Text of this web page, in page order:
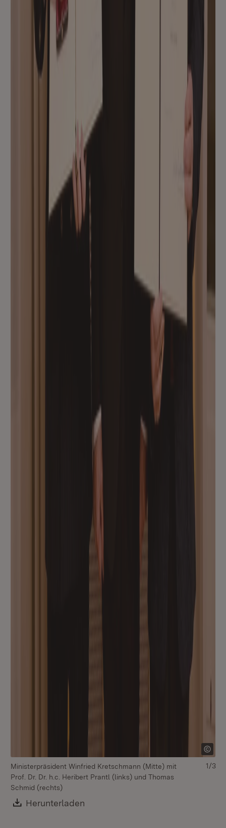
Ministerpräsident Winfried Kretschmann (Mitte) mit
Prof. Dr. Dr. h.c. Heribert Prantl (links) und Thomas
Schmid (rechts)
Download:
Herunterladen
1/3